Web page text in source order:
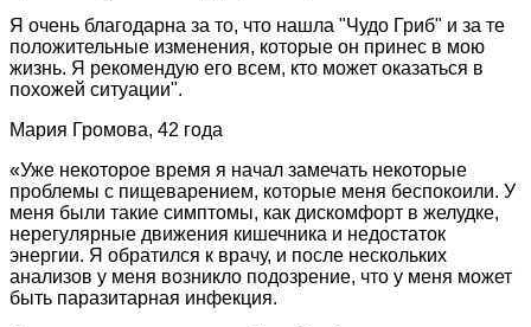
Я очень благодарна за то, что нашла "Чудо Гриб" и за те
положительные изменения, которые он принес в мою
жизнь. Я рекомендую его всем, кто может оказаться в
похожей ситуации".
Мария Громова, 42 года
«Уже некоторое время я начал замечать некоторые
проблемы с пищеварением, которые меня беспокоили. У
меня были такие симптомы, как дискомфорт в желудке,
нерегулярные движения кишечника и недостаток
энергии. Я обратился к врачу, и после нескольких
анализов у меня возникло подозрение, что у меня может
быть паразитарная инфекция.